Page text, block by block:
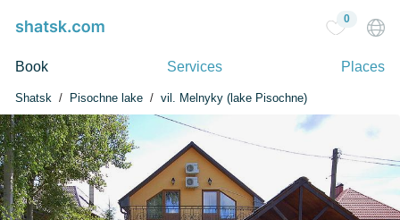
Book Services Places
0
Shatsk Pisochne lake vil. Melnyky (lake Pіsochne)